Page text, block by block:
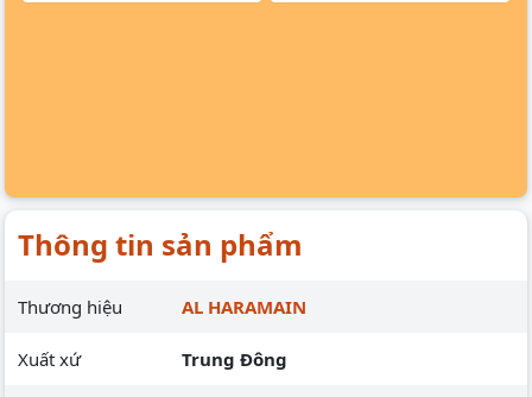
Thông tin sản phẩm
Thương hiệu AL HARAMAIN
Xuất xứ Trung Đông